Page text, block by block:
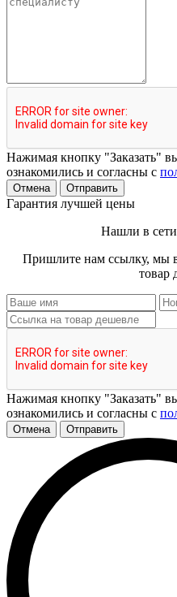
Нажимая кнопку "Заказать"
ознакомились и согласны с
Отмена Отправить
Гарантия лучшей цены
Нашли в
Пришлите нам ссылку, мы
товар
Нажимая кнопку "Заказать"
ознакомились и согласны с
Отмена Отправить